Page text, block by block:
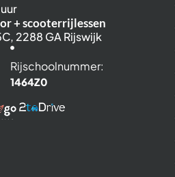
+ scooterrijlessen
2288 GA Rijswijk
Rijschoolnummer:
1464Z0